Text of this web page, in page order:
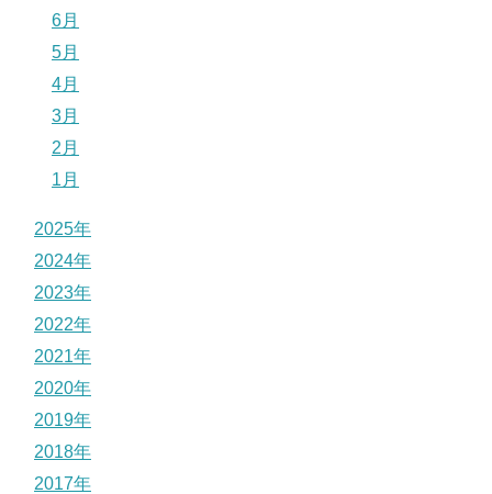
6月
5月
4月
3月
2月
1月
2025年
2024年
2023年
2022年
2021年
2020年
2019年
2018年
2017年